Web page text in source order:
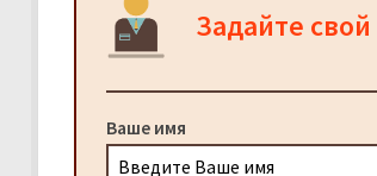
Задайте
Ваше имя